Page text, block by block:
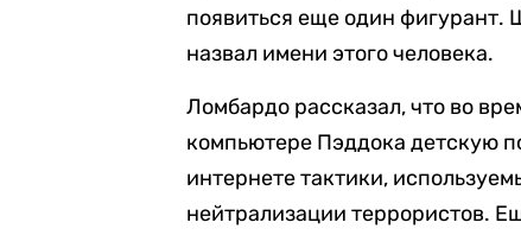
появиться еще один
назвал имени этого человека.
Ломбардо рассказал, что во
компьютере Пэддока детскую
интернете тактики,
нейтрализации террористов.